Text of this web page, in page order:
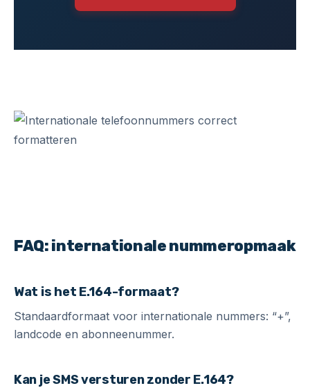
FAQ: internationale nummeropmaak
Wat is het E.164-formaat?
Standaardformaat voor internationale nummers: “+”,
landcode en abonneenummer.
Kan je SMS versturen zonder E.164?